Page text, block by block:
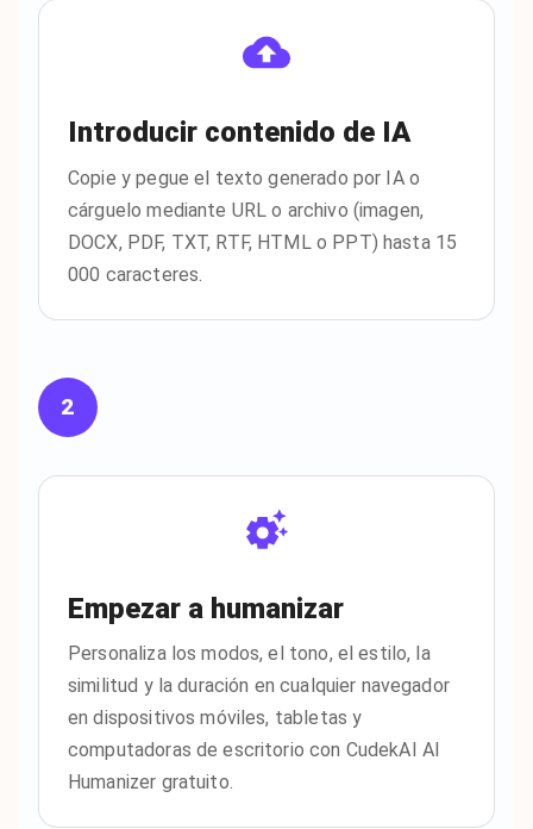
Introducir contenido de IA
Copie y pegue el texto generado por IA o
cárguelo mediante URL o archivo (imagen,
DOCX, PDF, TXT, RTF, HTML o PPT) hasta 15
000 caracteres.
2
Empezar a humanizar
Personaliza los modos, el tono, el estilo, la
similitud y la duración en cualquier navegador
en dispositivos móviles, tabletas y
computadoras de escritorio con CudekAI AI
Humanizer gratuito.